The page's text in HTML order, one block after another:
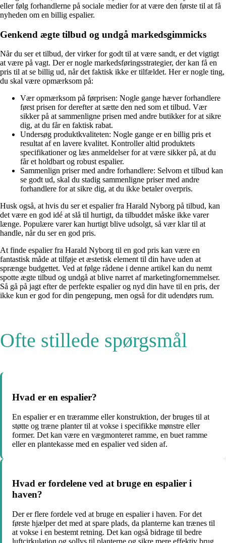
eller følg forhandlerne på sociale medier for at være den første til at få
nyheden om en billig espalier.
Genkend ægte tilbud og undgå markedsgimmicks
Når du ser et tilbud, der virker for godt til at være sandt, er det vigtigt
at være på vagt. Der er nogle markedsføringsstrategier, der kan få en
pris til at se billig ud, når det faktisk ikke er tilfældet. Her er nogle ting,
du skal være opmærksom på:
Vær opmærksom på førprisen: Nogle gange hæver forhandlere
først prisen for derefter at sætte den ned som et tilbud. Vær
sikker på at sammenligne prisen med andre butikker for at sikre
dig, at du får en faktisk rabat.
Undersøg produktkvaliteten: Nogle gange er en billig pris et
resultat af en lavere kvalitet. Kontroller altid produktets
specifikationer og læs anmeldelser for at være sikker på, at du
får et holdbart og robust espalier.
Sammenlign priser med andre forhandlere: Selvom et tilbud kan
se godt ud, skal du stadig sammenligne priser med andre
forhandlere for at sikre dig, at du ikke betaler overpris.
Husk også, at hvis du ser et espalier fra Harald Nyborg på tilbud, kan
det være en god idé at slå til hurtigt, da tilbuddet måske ikke varer
længe. Populære varer kan hurtigt blive udsolgt, så vær klar til at
handle, når du ser en god pris.
At finde espalier fra Harald Nyborg til en god pris kan være en
fantastisk måde at tilføje et æstetisk element til din have uden at
sprænge budgettet. Ved at følge rådene i denne artikel kan du nemt
spotte ægte tilbud og undgå at blive narret af marketingfornemmelser.
Så gå på jagt efter de perfekte espalier og nyd din have til en pris, der
ikke kun er god for din pengepung, men også for dit udendørs rum.
Ofte stillede spørgsmål
Hvad er en espalier?
En espalier er en træramme eller konstruktion, der bruges til at
støtte og træne planter til at vokse i specifikke mønstre eller
former. Det kan være en vægmonteret ramme, en buet ramme
eller en plantekasse med en espalier ved siden af.
Hvad er fordelene ved at bruge en espalier i
haven?
Der er flere fordele ved at bruge en espalier i haven. For det
første hjælper det med at spare plads, da planterne kan trænes til
at vokse i en bestemt retning. Det kan også bidrage til bedre